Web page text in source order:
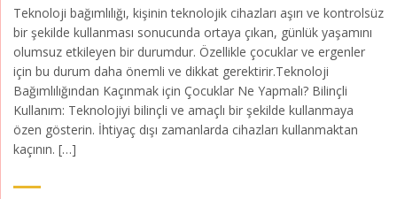
Teknoloji bağımlılığı, kişinin teknolojik cihazları aşırı ve kontrolsüz
bir şekilde kullanması sonucunda ortaya çıkan, günlük yaşamını
olumsuz etkileyen bir durumdur. Özellikle çocuklar ve ergenler
için bu durum daha önemli ve dikkat gerektirir.Teknoloji
Bağımlılığından Kaçınmak için Çocuklar Ne Yapmalı? Bilinçli
Kullanım: Teknolojiyi bilinçli ve amaçlı bir şekilde kullanmaya
özen gösterin. İhtiyaç dışı zamanlarda cihazları kullanmaktan
kaçının. […]